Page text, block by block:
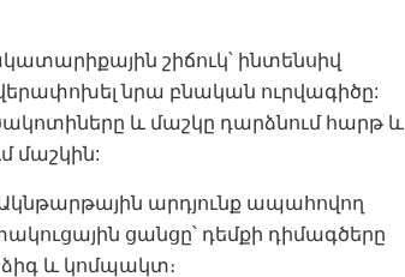
շիճուկ՝ ինտենսիվ
վերափոխել նրա բնական ուրվագիծը:
ծակոտիները և մաշկը դարձնում հարթ և
մաշկին:
Ակնթարթային արդյունք ապահովող
ցանցը՝ դեմքի դիմագծերը
ձիգ և կոմպակտ։